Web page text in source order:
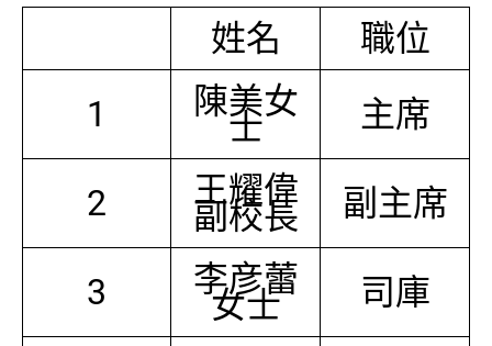
姓名
職位
1
陳美女
士 主席
2 王耀偉
副校長 副主席
3 李彦蕾
女士 司庫